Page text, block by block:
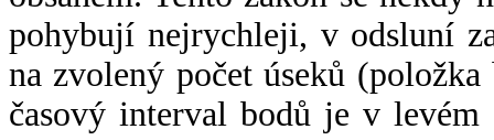
pohybují nejrychleji, v odsluní
na zvolený počet úseků
časový interval bodů je v